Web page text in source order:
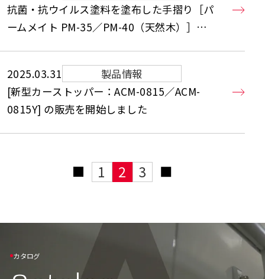
抗菌・抗ウイルス塗料を塗布した手摺り［パ
ームメイト PM-35／PM-40（天然木）］の
択できます）
2025.03.31
製品情報
[新型カーストッパー：ACM-0815／ACM-
0815Y] の販売を開始しました
1 2 3
カタログ